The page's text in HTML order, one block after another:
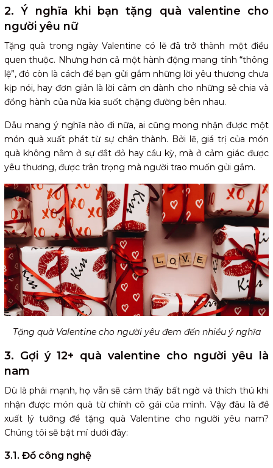
6.3. Gấu bông
6.4. Tai nghe
6.5. Điện thoại di động
7. Lưu ý khi mua quà valentine cho người yêu bạn cần
biết
2. Ý nghĩa khi bạn tặng quà valentine cho
người yêu nữ
Tặng quà trong ngày Valentine có lẽ đã trở thành một điều
quen thuộc. Nhưng hơn cả một hành động mang tính “thông
lệ”, đó còn là cách để bạn gửi gắm những lời yêu thương chưa
kịp nói, hay đơn giản là lời cảm ơn dành cho những sẻ chia và
đồng hành của nửa kia suốt chặng đường bên nhau.
Dẫu mang ý nghĩa nào đi nữa, ai cũng mong nhận được một
món quà xuất phát từ sự chân thành. Bởi lẽ, giá trị của món
quà không nằm ở sự đắt đỏ hay cầu kỳ, mà ở cảm giác được
yêu thương, được trân trọng mà người trao muốn gửi gắm.
Tặng quà Valentine cho người yêu đem đến nhiều ý nghĩa
3. Gợi ý 12+ quà valentine cho người yêu là
nam
Dù là phái mạnh, họ vẫn sẽ cảm thấy bất ngờ và thích thú khi
nhận được món quà từ chính cô gái của mình. Vậy đâu là đề
xuất lý tưởng để tặng quà Valentine cho người yêu nam?
Chúng tôi sẽ bật mí dưới đây:
3.1. Đồ công nghệ